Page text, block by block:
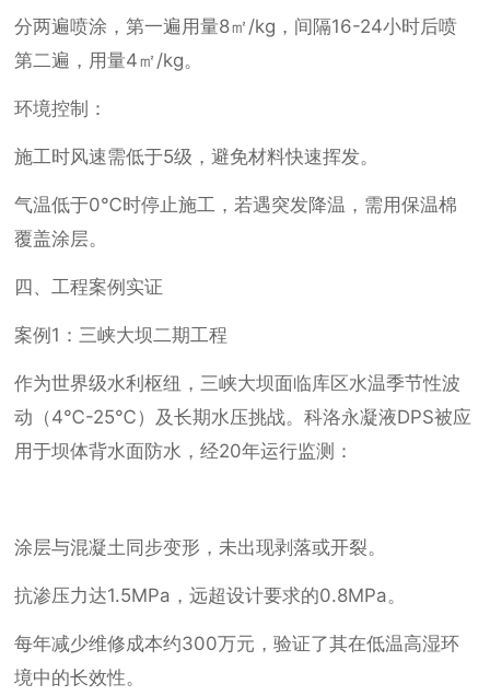
分两遍喷涂，第一遍用量8㎡/kg，间隔16-24小时后喷
第二遍，用量4㎡/kg。
环境控制：
施工时风速需低于5级，避免材料快速挥发。
气温低于0℃时停止施工，若遇突发降温，需用保温棉
覆盖涂层。
四、工程案例实证
案例1：三峡大坝二期工程
作为世界级水利枢纽，三峡大坝面临库区水温季节性波
动（4℃-25℃）及长期水压挑战。科洛永凝液DPS被应
用于坝体背水面防水，经20年运行监测：
涂层与混凝土同步变形，未出现剥落或开裂。
抗渗压力达1.5MPa，远超设计要求的0.8MPa。
每年减少维修成本约300万元，验证了其在低温高湿环
境中的长效性。